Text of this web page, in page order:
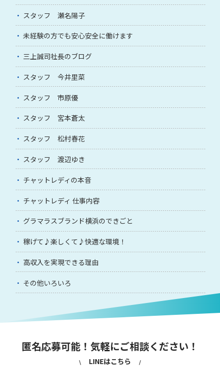
スタッフ 瀬名陽子
未経験の方でも安心安全に働けます
三上誠司社長のブログ
スタッフ 今井里菜
スタッフ 市原優
スタッフ 宮本蒼太
スタッフ 松村春花
スタッフ 渡辺ゆき
チャットレディの本音
チャットレディ 仕事内容
グラマラスブランド横浜のできごと
稼げて♪楽しくて♪快適な環境！
高収入を実現できる理由
その他いろいろ
匿名応募可能！気軽にご相談ください！
LINEはこちら